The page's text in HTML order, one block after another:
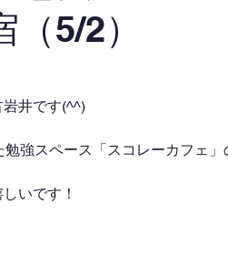
5/2）
井です(^^)
強スペース「スコレーカフェ」
いです！